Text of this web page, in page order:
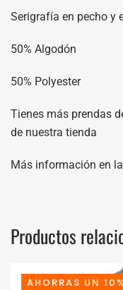
Serigrafía en pecho y
50% Algodón
50% Polyester
Tienes más prendas
de nuestra tienda
Más información en
Productos
AHORRAS UN